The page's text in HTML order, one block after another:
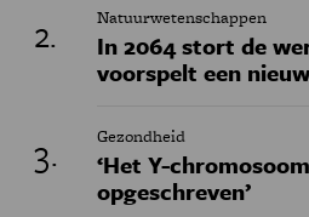
Natuurwetenschappen
In 2064 stort de
voorspelt een
Gezondheid
‘Het Y-
opgeschreven’